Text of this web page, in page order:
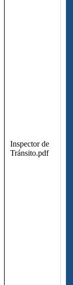
Inspector de
Tránsito.pdf